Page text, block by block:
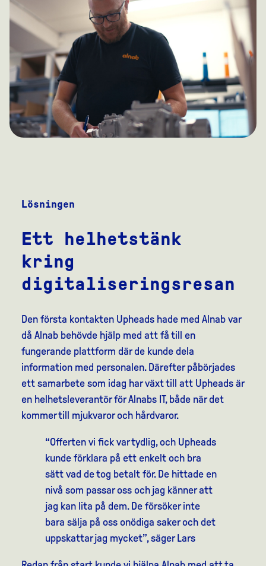
Lösningen
Ett helhetstänk
kring
digitaliseringsresan
Den första kontakten Upheads hade med Alnab var
då Alnab behövde hjälp med att få till en
fungerande plattform där de kunde dela
information med personalen. Därefter påbörjades
ett samarbete som idag har växt till att Upheads är
en helhetsleverantör för Alnabs IT, både när det
kommer till mjukvaror och hårdvaror.
“Offerten vi fick var tydlig, och Upheads
kunde förklara på ett enkelt och bra
sätt vad de tog betalt för. De hittade en
nivå som passar oss och jag känner att
jag kan lita på dem. De försöker inte
bara sälja på oss onödiga saker och det
uppskattar jag mycket”, säger Lars